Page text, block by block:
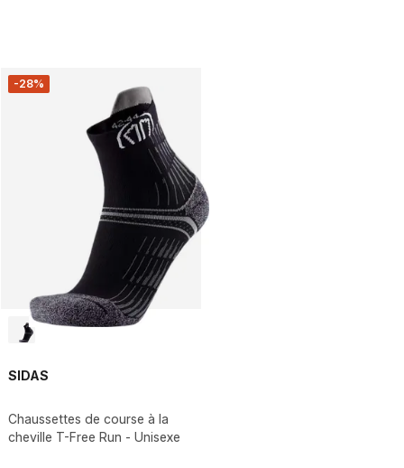
-28%
SIDAS
Chaussettes de course à la
cheville T-Free Run - Unisexe